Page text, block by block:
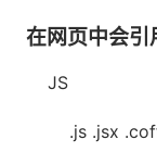
在网页中会引
JS
.js .jsx